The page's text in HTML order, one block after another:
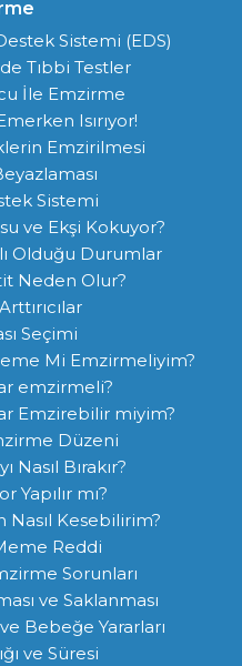
Sistemi (EDS)
Tıbbi Testler
İle Emzirme
Isırıyor!
Emzirilmesi
Sistemi
ve Ekşi Kokuyor?
Olduğu Durumlar
Neden Olur?
Seçimi
Mi Emzirmeliyim?
emzirmeli?
Emzirebilir miyim?
Düzeni
Nasıl Bırakır?
Yapılır mı?
Kesebilirim?
Reddi
Sorunları
ve Saklanması
Bebeğe Yararları
ve Süresi